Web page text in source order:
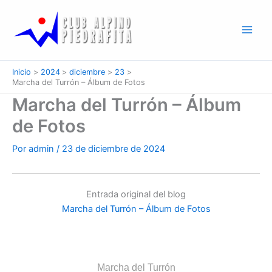
contenido
Inicio 2024 diciembre
23
Marcha del Turrón – Álbum de Fotos
Marcha del Turrón – Álbum
de Fotos
Por admin / 23 de diciembre de 2024
Entrada original del blog
Marcha del Turrón – Álbum de Fotos
Marcha del Turrón